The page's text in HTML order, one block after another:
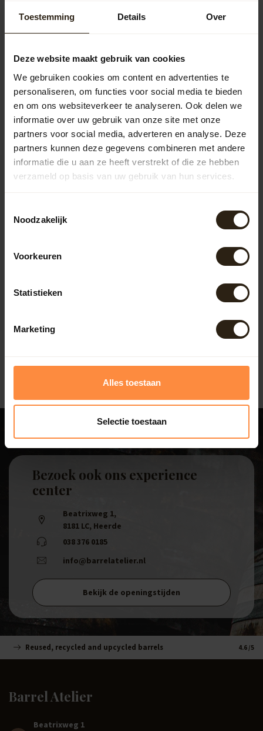
Toestemming Details Over
Deze website maakt gebruik van cookies
We gebruiken cookies om content en advertenties te
personaliseren, om functies voor social media te bieden
en om ons websiteverkeer te analyseren. Ook delen we
informatie over uw gebruik van onze site met onze
partners voor social media, adverteren en analyse. Deze
partners kunnen deze gegevens combineren met andere
informatie die u aan ze heeft verstrekt of die ze hebben
verzameld op basis van uw gebruik van hun services.
Noodzakelijk
Voorkeuren
Statistieken
Marketing
Alles toestaan
Selectie toestaan
info@barrelatelier.nl
of 038 - 3760185 . We helpen je graag!
Recently viewed
Rain Barrel 'GREY' -
Bezoek ook ons experience
center
Beatrixweg 1,
8181 LC, Heerde
038 376 0185
info@barrelatelier.nl
Bekijk de openingstijden
Reused, recycled and upcycled barrels 4.6 /5
Barrel Atelier
Beatrixweg 1